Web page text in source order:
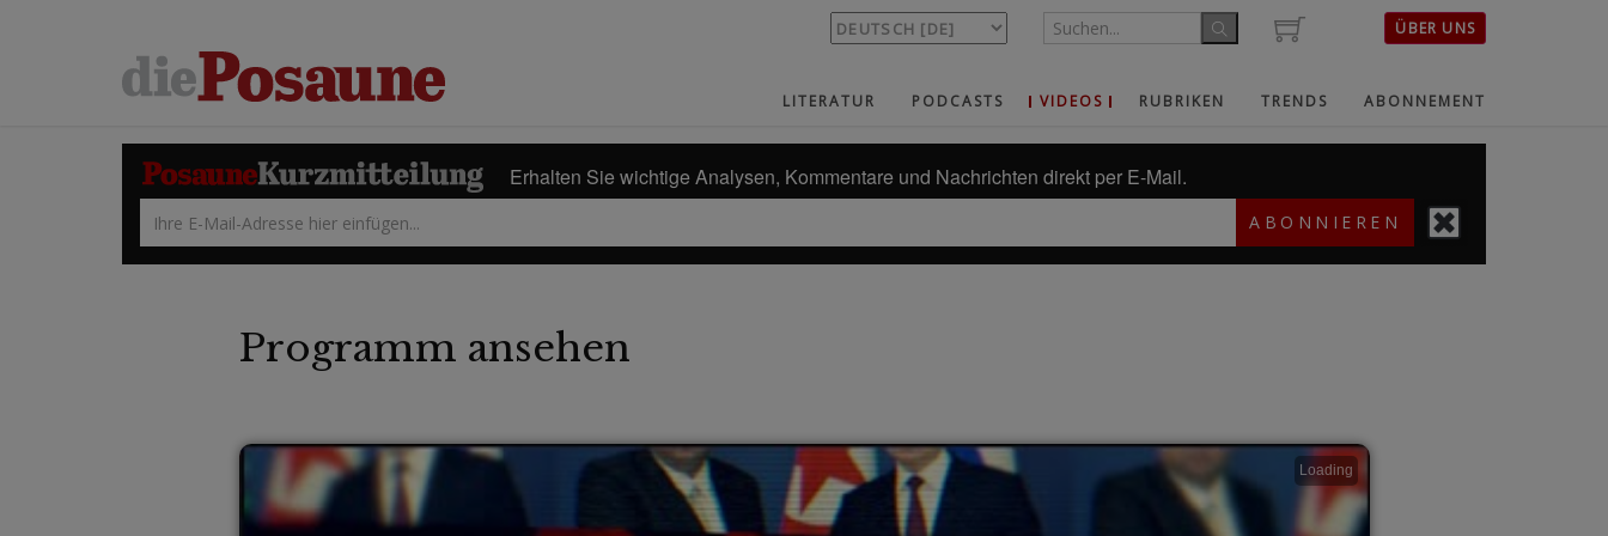
ÜBER UNS
LITERATUR PODCASTS VIDEOS RUBRIKEN TRENDS ABONNEMENT
Erhalten Sie wichtige Analysen, Kommentare und Nachrichten direkt per E-Mail.
ABONNIEREN
Programm ansehen
Loading